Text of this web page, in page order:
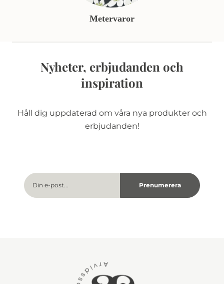
Metervaror
Nyheter, erbjudanden och
inspiration
Håll dig uppdaterad om våra nya produkter och
erbjudanden!